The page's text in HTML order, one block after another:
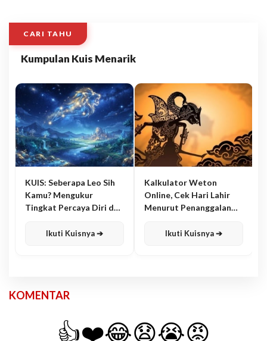
CARI TAHU
Kumpulan Kuis Menarik
KUIS: Seberapa Leo Sih
Kamu? Mengukur
Tingkat Percaya Diri dan
Ikuti Kuisnya ➔
Kalkulator Weton
Online, Cek Hari Lahir
Menurut Penanggalan
Ikuti Kuisnya ➔
KOMENTAR
👍❤️😂😧😭😡